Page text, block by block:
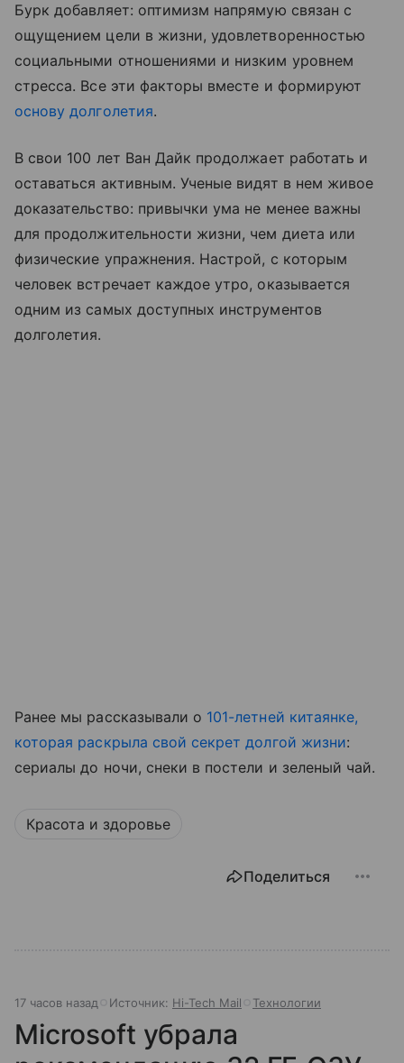
Бурк добавляет: оптимизм напрямую связан с
ощущением цели в жизни, удовлетворенностью
социальными отношениями и низким уровнем
стресса. Все эти факторы вместе и формируют
основу долголетия.
В свои 100 лет Ван Дайк продолжает работать и
оставаться активным. Ученые видят в нем живое
доказательство: привычки ума не менее важны
для продолжительности жизни, чем диета или
физические упражнения. Настрой, с которым
человек встречает каждое утро, оказывается
одним из самых доступных инструментов
долголетия.
Ранее мы рассказывали о 101-летней китаянке,
которая раскрыла свой секрет долгой жизни:
сериалы до ночи, снеки в постели и зеленый чай.
Красота и здоровье
Поделиться
17 часов назад Источник: Hi-Tech Mail Технологии
Microsoft убрала